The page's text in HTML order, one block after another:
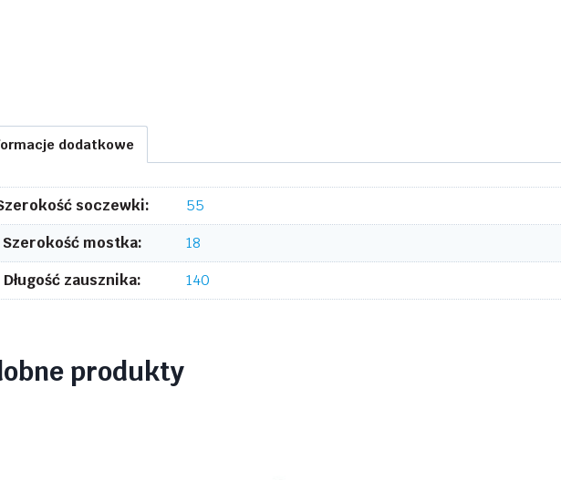
dodatkowe
soczewki:
55
Szerokość mostka:
18
Długość zausznika:
140
produkty